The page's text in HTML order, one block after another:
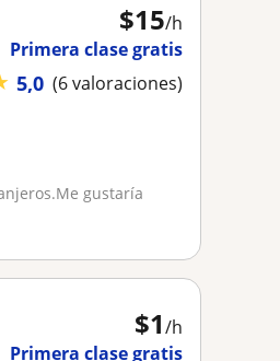
$15/h
Primera clase gratis
5,0 (6 valoraciones)
gustaría
$1/h
Primera clase gratis